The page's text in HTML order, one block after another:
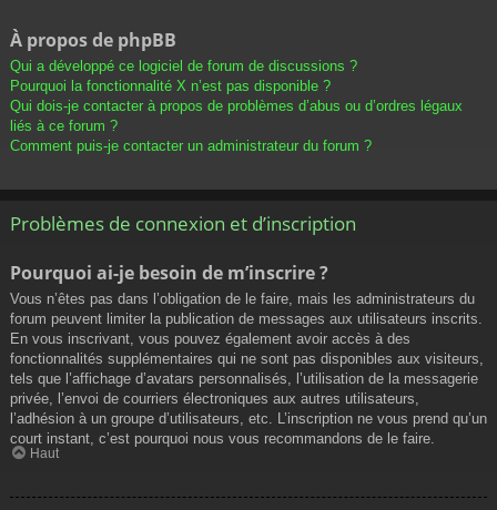
À propos de phpBB
Qui a développé ce logiciel de forum de discussions ?
Pourquoi la fonctionnalité X n’est pas disponible ?
Qui dois-je contacter à propos de problèmes d’abus ou d’ordres légaux
liés à ce forum ?
Comment puis-je contacter un administrateur du forum ?
Problèmes de connexion et d’inscription
Pourquoi ai-je besoin de m’inscrire ?
Vous n’êtes pas dans l’obligation de le faire, mais les administrateurs du
forum peuvent limiter la publication de messages aux utilisateurs inscrits.
En vous inscrivant, vous pouvez également avoir accès à des
fonctionnalités supplémentaires qui ne sont pas disponibles aux visiteurs,
tels que l’affichage d’avatars personnalisés, l’utilisation de la messagerie
privée, l’envoi de courriers électroniques aux autres utilisateurs,
l’adhésion à un groupe d’utilisateurs, etc. L’inscription ne vous prend qu’un
court instant, c’est pourquoi nous vous recommandons de le faire.
Haut